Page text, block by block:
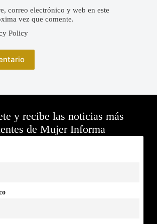
correo electrónico y web en este
vez que comente.
Policy
y recibe las noticias más
de Mujer Informa